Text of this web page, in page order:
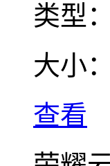
类型：
大小：
查看